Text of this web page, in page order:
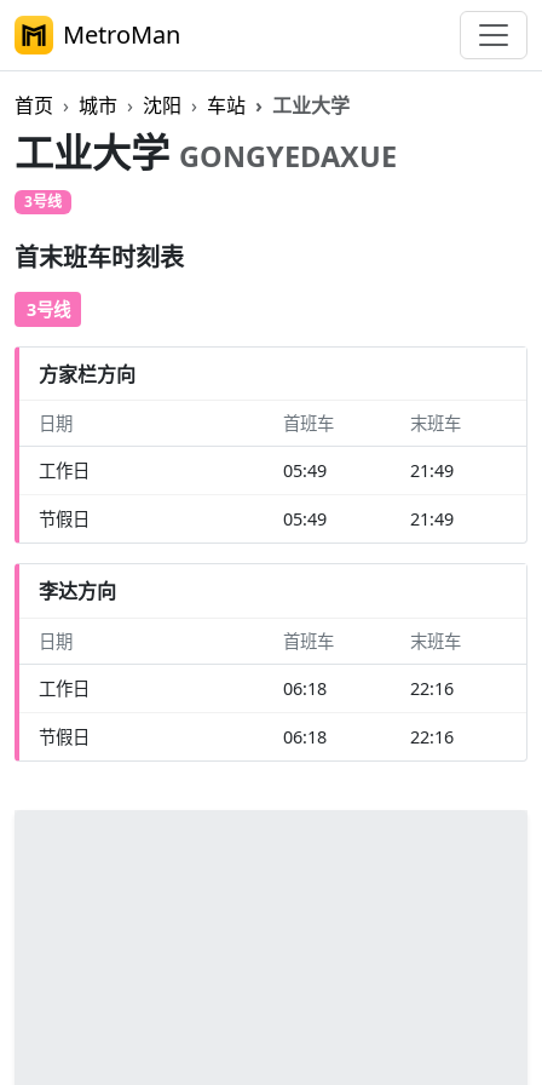
MetroMan
首页 城市 沈阳 车站 工业大学
工业大学 GONGYEDAXUE
3号线
首末班车时刻表
3号线
方家栏方向
日期 首班车 末班车
工作日 05:49 21:49
节假日 05:49 21:49
李达方向
日期 首班车 末班车
工作日 06:18 22:16
节假日 06:18 22:16